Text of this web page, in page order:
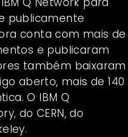
publicamente
conta com mais de
e publicaram
também baixaram
aberto, mais de 140
O IBM Q
do CERN, do